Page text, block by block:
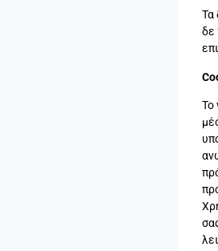
Τα
δε
Το